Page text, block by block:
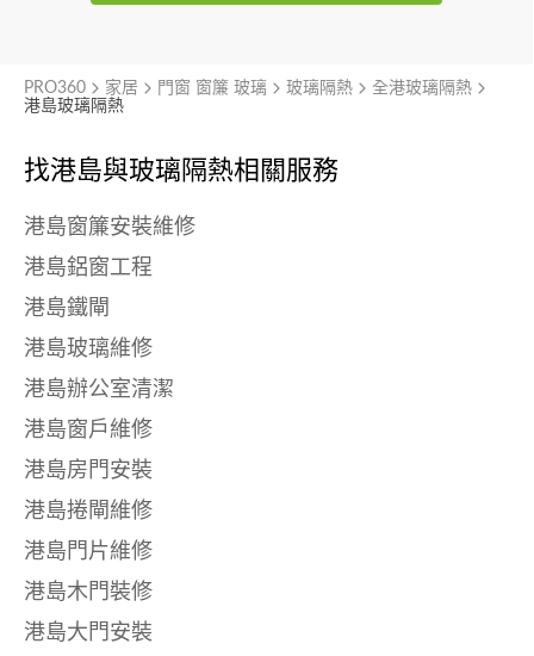
找港島與玻璃隔熱相關服務
港島窗簾安裝維修
港島鋁窗工程
港島鐵閘
港島玻璃維修
港島辦公室清潔
港島窗戶維修
港島房門安裝
港島捲閘維修
港島門片維修
港島木門裝修
港島大門安裝
PRO360 家居 門窗 窗簾 玻璃 玻璃隔熱
全港玻璃隔熱
港島玻璃隔熱